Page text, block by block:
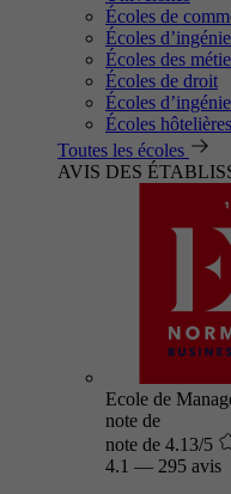
Écoles de
Écoles
Écoles des
Écoles de droit
Écoles
Écoles hôtelières
Toutes les écoles
AVIS DES
Ecole de
note de
note de 4.13/5
4.1 — 295 avis